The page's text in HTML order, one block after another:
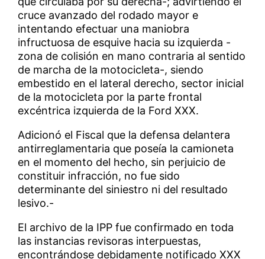
cruce avanzado del rodado mayor e
intentando efectuar una maniobra
infructuosa de esquive hacia su izquierda -
zona de colisión en mano contraria al sentido
de marcha de la motocicleta-, siendo
embestido en el lateral derecho, sector inicial
de la motocicleta por la parte frontal
excéntrica izquierda de la Ford XXX.
Adicionó el Fiscal que la defensa delantera
antirreglamentaria que poseía la camioneta
en el momento del hecho, sin perjuicio de
constituir infracción, no fue sido
determinante del siniestro ni del resultado
lesivo.-
El archivo de la IPP fue confirmado en toda
las instancias revisoras interpuestas,
encontrándose debidamente notificado XXX